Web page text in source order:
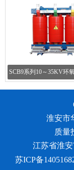
SCB9系列10～35KV环
淮安市
质量
江苏省淮
苏ICP备